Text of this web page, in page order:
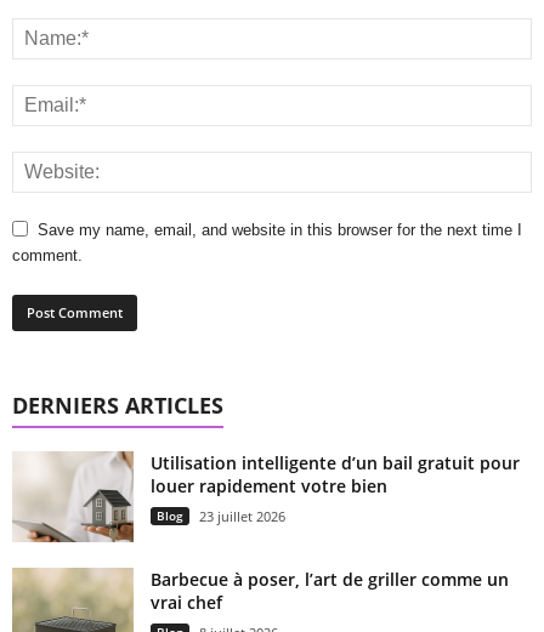
Save my name, email, and website in this browser for the next time I
comment.
DERNIERS ARTICLES
Utilisation intelligente d’un bail gratuit pour
louer rapidement votre bien
Blog 23 juillet 2026
Barbecue à poser, l’art de griller comme un
vrai chef